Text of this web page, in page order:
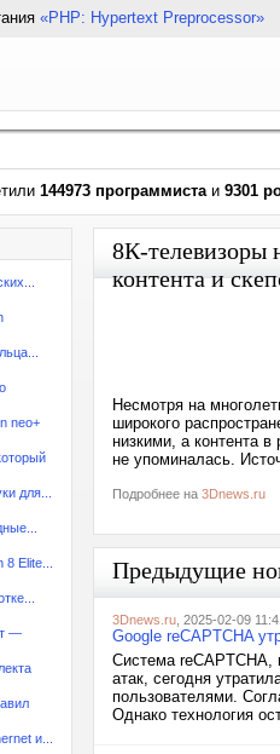
«PHP: Hypertext Preprocessor»
144973 программистаи 9301
neo+
для...
Elite...
—
и...
8К-телевизоры
контента и
Несмотря на
широкого
низкими, а контента
не упоминалась.
Подробнее на 3Dnews.ru
Предыдущие
3Dnews.ru , 2025-02-09
Google reCAPTCHA
Система reCAPTCHA,
атак, сегодня
пользователями.
Однако технология